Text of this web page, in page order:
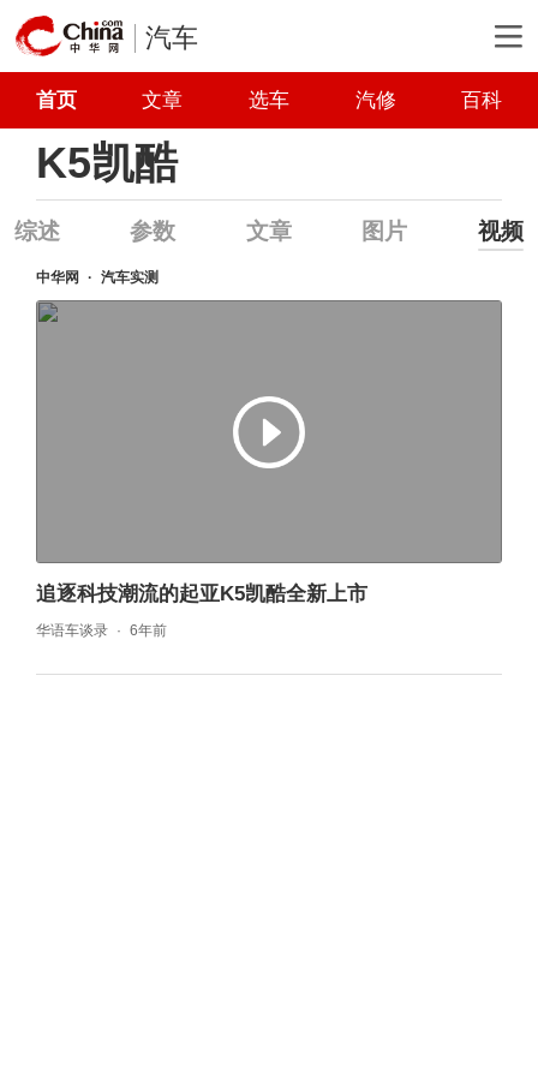
汽车
首页 文章 选车 汽修 百科
K5凯酷
综述 参数 文章 图片 视频
中华网 汽车实测
追逐科技潮流的起亚K5凯酷全新上市
华语车谈录 6年前